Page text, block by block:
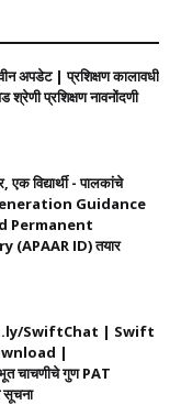
अपडेट | प्रशिक्षण कालावधी‌
श्रेणी प्रशिक्षण नावनोंदणी
विद्यार्थी - पालकांचे
Generation Guidance
Permanent
ID) तयार
SwiftChat | Swift
|
गुण PAT
सूचना